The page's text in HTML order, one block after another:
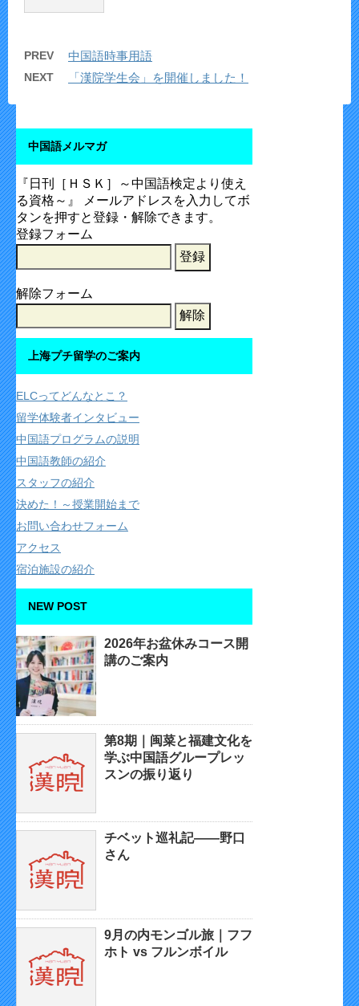
PREV 中国語時事用語
NEXT 「漢院学生会」を開催しました！
中国語メルマガ
『日刊［ＨＳＫ］～中国語検定より使え
る資格～』 メールアドレスを入力してボ
タンを押すと登録・解除できます。
登録フォーム
解除フォーム
上海プチ留学のご案内
ELCってどんなとこ？
留学体験者インタビュー
中国語プログラムの説明
中国語教師の紹介
スタッフの紹介
決めた！～授業開始まで
お問い合わせフォーム
アクセス
宿泊施設の紹介
NEW POST
2026年お盆休みコース開
講のご案内
第8期｜闽菜と福建文化を
学ぶ中国語グループレッ
スンの振り返り
チベット巡礼記——野口
さん
9月の内モンゴル旅｜フフ
ホト vs フルンボイル